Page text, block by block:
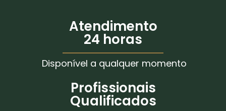
Atendimento
24 horas
Disponível a qualquer momento
Profissionais
Qualificados